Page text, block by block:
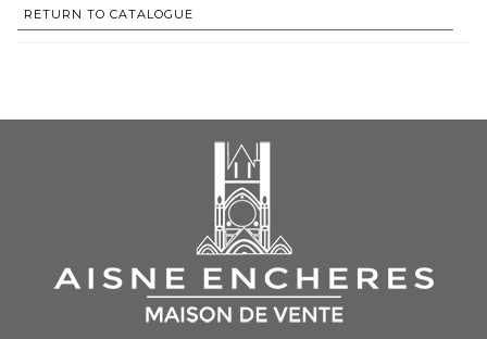
RETURN TO CATALOGUE